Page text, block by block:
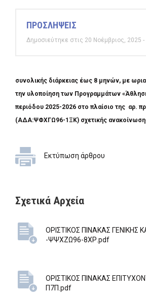
ΠΡΟΣΛΗΨΕΙΣ
Δημοσιεύτηκε στις 20 Νοέμβριος, 2025 -
συνολικής διάρκειας έως 8 μηνών, με
την υλοποίηση των Προγραμμάτων
περιόδου 2025-2026 στο πλαίσιο της αρ.
(ΑΔΑ:ΨΦΧΓΩ96-1ΞΚ) σχετικής
Εκτύπωση άρθρου
Σχετικά Αρχεία
ΟΡΙΣΤΙΚΟΣ ΠΙΝΑΚΑΣ ΓΕΝΙΚΗΣ
-ΨΨΧΖΩ96-8ΧΡ.pdf
ΟΡΙΣΤΙΚΟΣ ΠΙΝΑΚΑΣ
Π7Π.pdf